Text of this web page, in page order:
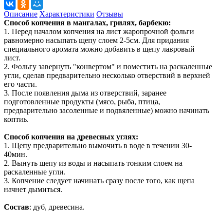
Описание Характеристики Отзывы
Способ копчения в мангалах, грилях, барбекю:
1. Перед началом копчения на лист жаропрочной фольги
равномерно насыпать щепу слоем 2-5см. Для придания
специального аромата можно добавить в щепу лавровый
лист.
2. Фольгу завернуть "конвертом" и поместить на раскаленные
угли, сделав предварительно несколько отверствий в верхней
его части.
3. После появления дыма из отверствий, заранее
подготовленные продукты (мясо, рыба, птица,
предварительно засоленные и подвяленные) можно начинать
коптиь.
Способ копчения на древесных углях:
1. Щепу предварительно вымочить в воде в течении 30-
40мин.
2. Вынуть щепу из воды и насыпать тонким слоем на
раскаленные угли.
3. Копчение следует начинать сразу после того, как щепа
начнет дымиться.
Состав: дуб, древесина.